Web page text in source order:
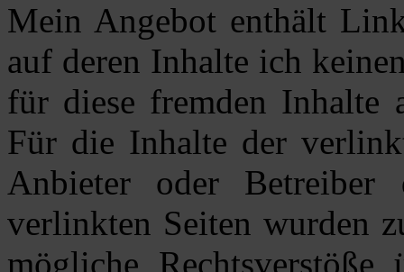
Mein Angebot enthält
auf deren Inhalte ich
für diese fremden Inhalte
Für die Inhalte der
Anbieter oder
verlinkten Seiten wurden
mögliche